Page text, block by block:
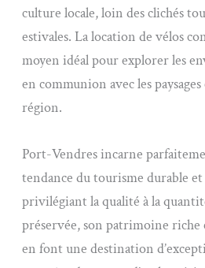
culture locale, loin des clichés
estivales. La location de vélos
moyen idéal pour explorer les
en communion avec les
région.
Port-Vendres incarne
tendance du tourisme durable et
privilégiant la qualité à la
préservée, son patrimoine riche
en font une destination